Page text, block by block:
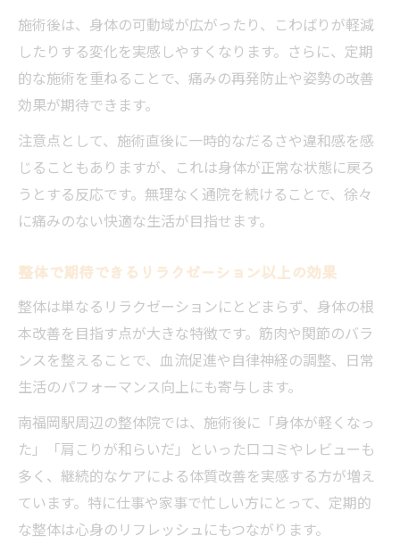
施術後は、身体の可動域が広がったり、こわばりが軽減
したりする変化を実感しやすくなります。さらに、定期
的な施術を重ねることで、痛みの再発防止や姿勢の改善
効果が期待できます。
注意点として、施術直後に一時的なだるさや違和感を感
じることもありますが、これは身体が正常な状態に戻ろ
うとする反応です。無理なく通院を続けることで、徐々
に痛みのない快適な生活が目指せます。
整体で期待できるリラクゼーション以上の効果
整体は単なるリラクゼーションにとどまらず、身体の根
本改善を目指す点が大きな特徴です。筋肉や関節のバラ
ンスを整えることで、血流促進や自律神経の調整、日常
生活のパフォーマンス向上にも寄与します。
南福岡駅周辺の整体院では、施術後に「身体が軽くなっ
た」「肩こりが和らいだ」といった口コミやレビューも
多く、継続的なケアによる体質改善を実感する方が増え
ています。特に仕事や家事で忙しい方にとって、定期的
な整体は心身のリフレッシュにもつながります。